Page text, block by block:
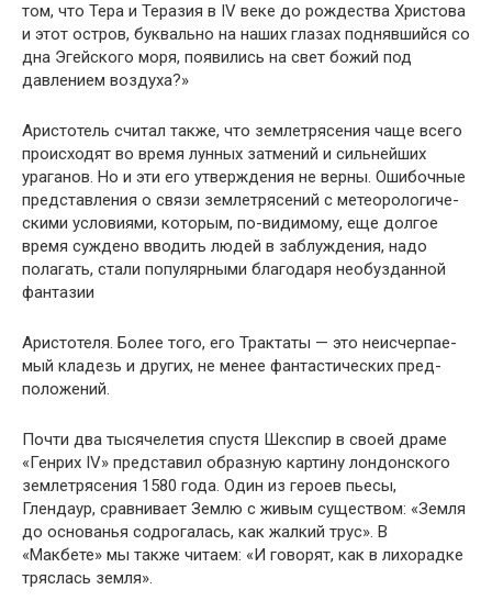
том, что Тера и Теразия в IV веке до рождества Христо­ва
и этот остров, буквально на наших глазах поднявший­ся со
дна Эгейского моря, появились на свет божий под
давлением воздуха?»
Аристотель считал также, что землетрясения чаще все­го
происходят во время лунных затмений и сильнейших
ураганов. Но и эти его утверждения не верны. Ошибочные
представления о связи землетрясений с метеорологиче­
скими условиями, которым, по-видимому, еще долгое
вре­мя суждено вводить людей в заблуждения, надо
полагать, стали популярными благодаря необузданной
фантазии
Аристотеля. Более того, его Трактаты — это неисчерпае­
мый кладезь и других, не менее фантастических пред­
положений.
Почти два тысячелетия спустя Шекспир в своей драме
«Генрих IV» представил образную картину лондонского
землетрясения 1580 года. Один из героев пьесы,
Глендаур, сравнивает Землю с живым существом: «Земля
до осно­ванья содрогалась, как жалкий трус». В
«Макбете» мы также читаем: «И говорят, как в лихорадке
тряслась земля».